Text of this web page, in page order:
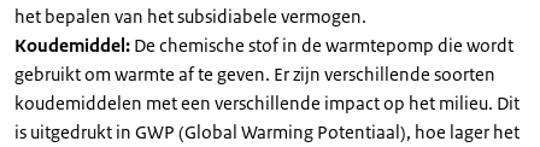
het bepalen van het subsidiabele vermogen.
Koudemiddel: De chemische stof in de warmtepomp die wordt
gebruikt om warmte af te geven. Er zijn verschillende soorten
koudemiddelen met een verschillende impact op het milieu. Dit
is uitgedrukt in GWP (Global Warming Potentiaal), hoe lager het